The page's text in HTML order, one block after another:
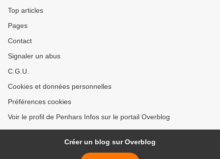
Top articles
Pages
Contact
Signaler un abus
C.G.U.
Cookies et données personnelles
Préférences cookies
Voir le profil de Penhars Infos sur le portail Overblog
Créer un blog sur Overblog